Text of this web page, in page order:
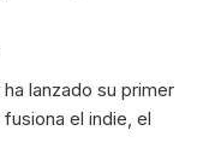
lanzado su primer
el indie, el